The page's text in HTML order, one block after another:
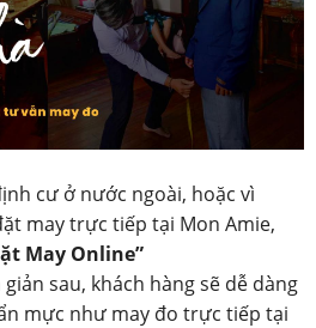
cư ở nước ngoài, hoặc vì
may trực tiếp tại Mon Amie,
May Online”
sau, khách hàng sẽ dễ dàng
mực như may đo trực tiếp tại